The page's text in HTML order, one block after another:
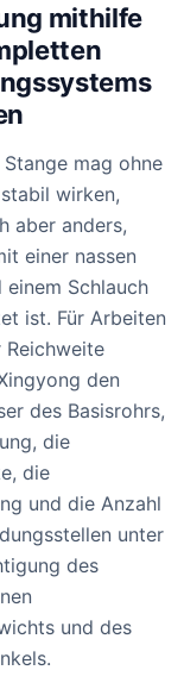
mithilfe
Stange mag ohne
wirken,
aber anders,
einer nassen
einem Schlauch
ist. Für Arbeiten
den
des Basisrohrs,
die
die
und die Anzahl
unter
des
und des